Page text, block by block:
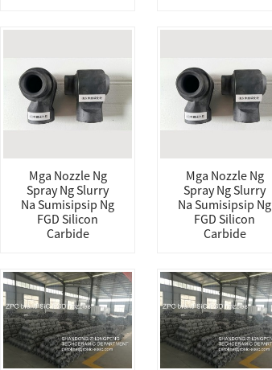
Mga Nozzle Ng
Spray Ng Slurry
Na Sumisipsip Ng
FGD Silicon
Carbide
Mga Nozzle Ng
Spray Ng Slurry
Na Sumisipsip Ng
FGD Silicon
Carbide